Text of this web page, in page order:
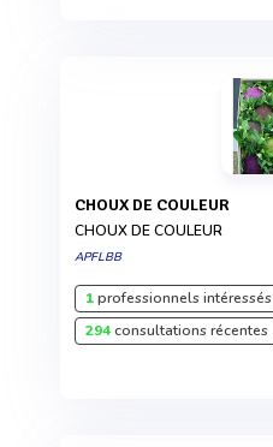
CHOUX DE COULEUR
CHOUX DE COULEUR
APFLBB
1professionnels intéressés
294consultations récentes